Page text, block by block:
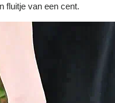
fluitje van een cent.